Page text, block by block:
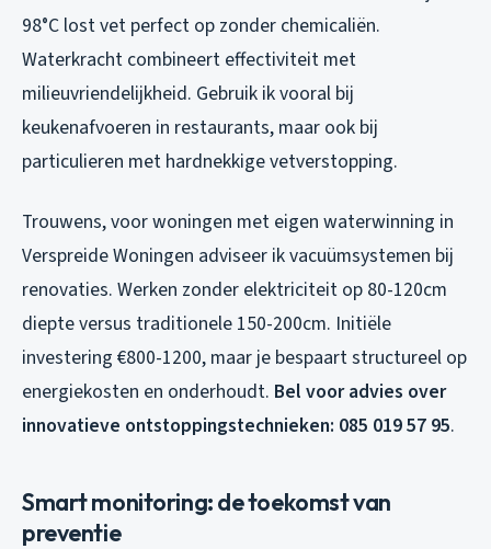
98°C lost vet perfect op zonder chemicaliën.
Waterkracht combineert effectiviteit met
milieuvriendelijkheid. Gebruik ik vooral bij
keukenafvoeren in restaurants, maar ook bij
particulieren met hardnekkige vetverstopping.
Trouwens, voor woningen met eigen waterwinning in
Verspreide Woningen adviseer ik vacuümsystemen bij
renovaties. Werken zonder elektriciteit op 80-120cm
diepte versus traditionele 150-200cm. Initiële
investering €800-1200, maar je bespaart structureel op
energiekosten en onderhoudt. Bel voor advies over
innovatieve ontstoppingstechnieken: 085 019 57 95.
Smart monitoring: de toekomst van
preventie